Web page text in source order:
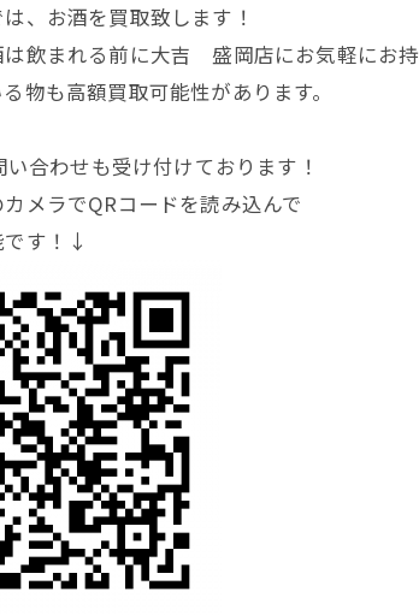
、お酒を買取致します！
飲まれる前に大吉 盛岡店にお気軽にお持
物も高額買取可能性があります。
い合わせも受け付けております！
メラでQRコードを読み込んで
です！↓